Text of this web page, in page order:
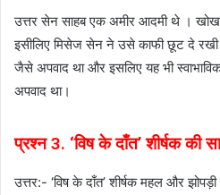
उत्तर सेन साहब एक अमीर आदमी थे ।
इसीलिए मिसेज सेन ने उसे काफी छूट दे
जैसे अपवाद था और इसलिए यह भी
अपवाद था।
प्रश्न 3. ‘विष के दाँत’ शीर्षक की
उत्तर:- ‘विष के दाँत’ शीर्षक महल और